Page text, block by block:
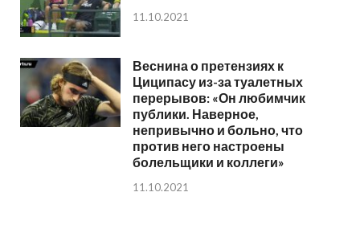
11.10.2021
Веснина о претензиях к
Циципасу из-за туалетных
перерывов: «Он любимчик
публики. Наверное,
непривычно и больно, что
против него настроены
болельщики и коллеги»
11.10.2021